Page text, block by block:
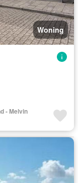
Woning
- Melvin